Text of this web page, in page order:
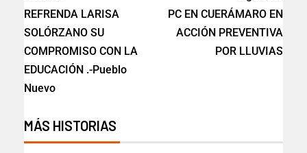
REFRENDA LARISA
SOLÓRZANO SU
COMPROMISO CON LA
EDUCACIÓN .-Pueblo
Nuevo
PC EN CUERÁMARO EN
ACCIÓN PREVENTIVA
POR LLUVIAS
MÁS HISTORIAS